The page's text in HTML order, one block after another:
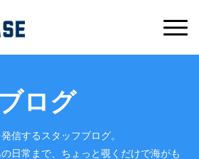
ログ
信するスタッフブログ。
日常まで、ちょっと覗くだけで海がも